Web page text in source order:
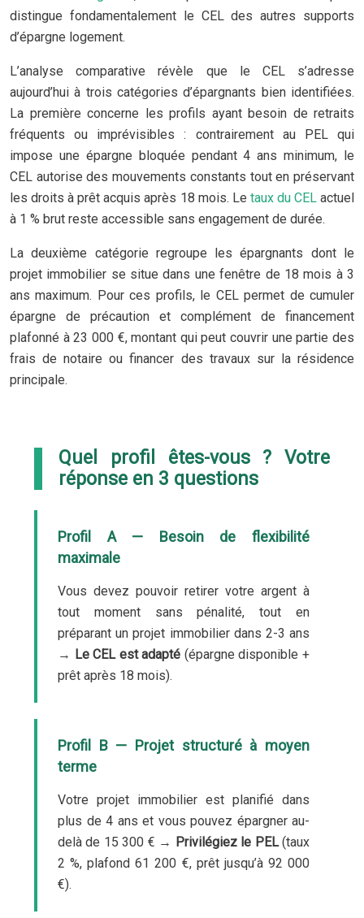
distingue fondamentalement le CEL des autres supports
d’épargne logement.
L’analyse comparative révèle que le CEL s’adresse
aujourd’hui à trois catégories d’épargnants bien identifiées.
La première concerne les profils ayant besoin de retraits
fréquents ou imprévisibles : contrairement au PEL qui
impose une épargne bloquée pendant 4 ans minimum, le
CEL autorise des mouvements constants tout en préservant
les droits à prêt acquis après 18 mois. Le taux du CELactuel
à 1 % brut reste accessible sans engagement de durée.
La deuxième catégorie regroupe les épargnants dont le
projet immobilier se situe dans une fenêtre de 18 mois à 3
ans maximum. Pour ces profils, le CEL permet de cumuler
épargne de précaution et complément de financement
plafonné à 23 000 €, montant qui peut couvrir une partie des
frais de notaire ou financer des travaux sur la résidence
principale.
Quel profil êtes-vous ? Votre
réponse en 3 questions
Profil A — Besoin de flexibilité
maximale
Vous devez pouvoir retirer votre argent à
tout moment sans pénalité, tout en
préparant un projet immobilier dans 2-3 ans
→ Le CEL est adapté (épargne disponible +
prêt après 18 mois).
Profil B — Projet structuré à moyen
terme
Votre projet immobilier est planifié dans
plus de 4 ans et vous pouvez épargner au-
delà de 15 300 € → Privilégiez le PEL(taux
2 %, plafond 61 200 €, prêt jusqu’à 92 000
€).